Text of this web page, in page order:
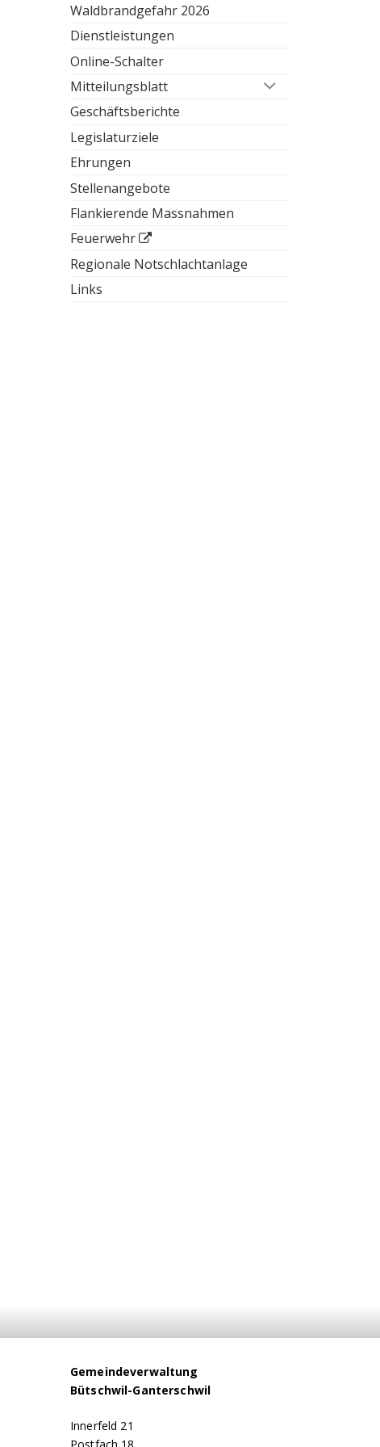
Waldbrandgefahr 2026
Dienstleistungen
Online-Schalter
Mitteilungsblatt
Geschäftsberichte
Legislaturziele
Ehrungen
Stellenangebote
Flankierende Massnahmen
Feuerwehr
Regionale Notschlachtanlage
Links
Gemeindeverwaltung
Bütschwil-Ganterschwil
Innerfeld 21